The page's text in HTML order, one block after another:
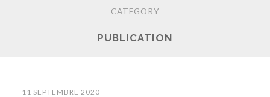
CATEGORY
PUBLICATION
11 SEPTEMBRE 2020